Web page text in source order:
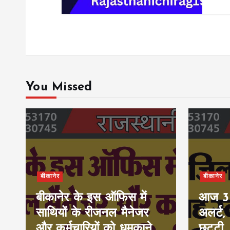
You Missed
बीकानेर
बीकानेर के इस ऑफिस में
साथियों के रीजनल मैनेजर
बीकानेर
आज